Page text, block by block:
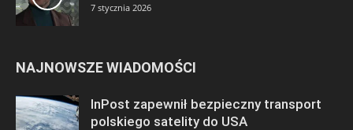
7 stycznia 2026
NAJNOWSZE WIADOMOŚCI
InPost zapewnił bezpieczny transport
polskiego satelity do USA